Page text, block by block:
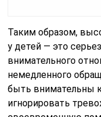
Таким образом,
у детей — это
внимательного
немедленного
быть внимательны
игнорировать